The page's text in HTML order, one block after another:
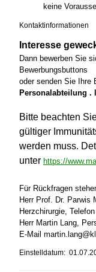
keine
Kontaktinformationen
Interesse
Dann bewerben Sie
Bewerbungsbuttons
oder senden Sie Ihre
Personalabteilung .
Bitte beachten
gültiger
werden muss.
unter https://
Für Rückfragen
Herr Prof. Dr. Parwis
Herzchirurgie,
Herr Martin Lang,
E-Mail
Einstelldatum: